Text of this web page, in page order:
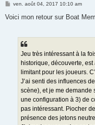
M
s
ven. août 04, 2017 10:10 am
Voici mon retour sur Boat
Jeu très intéressant à la
historique, découverte,
limitant pour les joueurs.
J’ai senti des influences
scène), et je me demande
une configuration à 3) de
pas intéressant. Piocher
présence des jetons